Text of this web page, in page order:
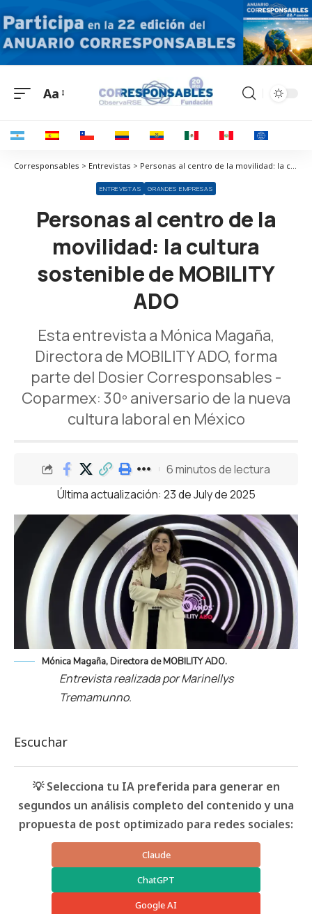
Aa
Corresponsables > Entrevistas > Personas al centro de la movilidad: la cultura sostenible de MOBILITY ADO
ENTREVISTAS GRANDES EMPRESAS
Personas al centro de la
movilidad: la cultura
sostenible de MOBILITY
ADO
Esta entrevista a Mónica Magaña,
Directora de MOBILITY ADO, forma
parte del Dosier Corresponsables -
Coparmex: 30º aniversario de la nueva
cultura laboral en México
Última actualización: 23 de July de 2025
6 minutos de lectura
Mónica Magaña, Directora de MOBILITY ADO.
Entrevista realizada por Marinellys
Tremamunno.
Escuchar
💡 Selecciona tu IA preferida para generar en
segundos un análisis completo del contenido y una
propuesta de post optimizado para redes sociales:
Claude
ChatGPT
Google AI